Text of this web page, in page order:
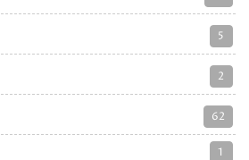
5
2
62
1